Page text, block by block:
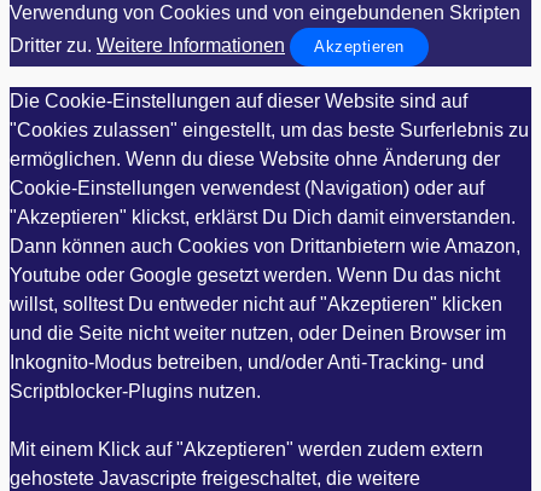
Verwendung von Cookies und von eingebundenen Skripten
Dritter zu. Weitere Informationen Akzeptieren
Die Cookie-Einstellungen auf dieser Website sind auf
"Cookies zulassen" eingestellt, um das beste Surferlebnis zu
ermöglichen. Wenn du diese Website ohne Änderung der
Cookie-Einstellungen verwendest (Navigation) oder auf
"Akzeptieren" klickst, erklärst Du Dich damit einverstanden.
Dann können auch Cookies von Drittanbietern wie Amazon,
Youtube oder Google gesetzt werden. Wenn Du das nicht
willst, solltest Du entweder nicht auf "Akzeptieren" klicken
und die Seite nicht weiter nutzen, oder Deinen Browser im
Inkognito-Modus betreiben, und/oder Anti-Tracking- und
Scriptblocker-Plugins nutzen.
Mit einem Klick auf "Akzeptieren" werden zudem extern
gehostete Javascripte freigeschaltet, die weitere